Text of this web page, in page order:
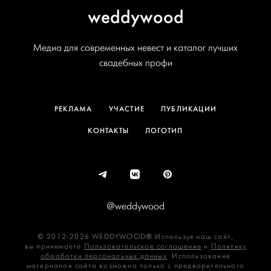
weddywood
Медиа для современных невест и каталог лучших
свадебных профи
РЕКЛАМА УЧАСТИЕ ПУБЛИКАЦИИ
КОНТАКТЫ ЛОГОТИП
@weddywood
© 2012-2026 WEDDYWOOD® Используя наш сайт,
вы принимаете
Пользовательское соглашение и
Политику
обработки персональных данных. Использование
материалов сайта возможно только с предварительного